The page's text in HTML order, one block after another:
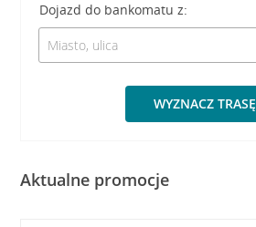
Dojazd do bankomatu z:
WYZNACZ TRASĘ
Aktualne promocje